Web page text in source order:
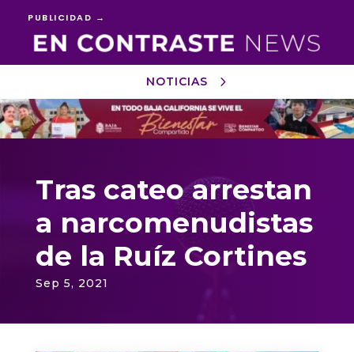
PUBLICIDAD →
NOTICIAS
Reproductor
de
vídeo
Tras cateo arrestan
a narcomenudistas
de la Ruíz Cortines
Sep 5, 2021